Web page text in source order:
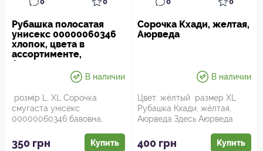
Рубашка полосатая
унисекс 00000060346
хлопок, цвета в
ассортименте,
Аюрведа
В наличии
розмір L, XL Сорочка
смугаста унісекс
00000060346 бавовна,
Аюрведа З...
350 грн Купить
Сорочка Кхади, желтая,
Аюрведа
В наличии
Цвет: жёлтый размер XL
Рубашка Кхади, жёлтая,
Аюрведа Здесь Аюрведа
аюрве...
400 грн Купить